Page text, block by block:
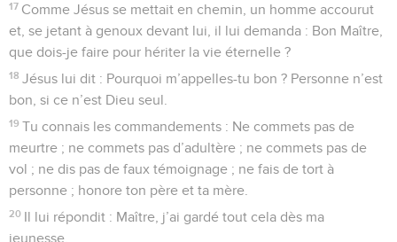
17 Comme Jésus se mettait en chemin, un homme accourut
et, se jetant à genoux devant lui, il lui demanda : Bon Maître,
que dois-je faire pour hériter la vie éternelle ?
18 Jésus lui dit : Pourquoi m’appelles-tu bon ? Personne n’est
bon, si ce n’est Dieu seul.
19 Tu connais les commandements : Ne commets pas de
meurtre ; ne commets pas d’adultère ; ne commets pas de
vol ; ne dis pas de faux témoignage ; ne fais de tort à
personne ; honore ton père et ta mère.
20 Il lui répondit : Maître, j’ai gardé tout cela dès ma
jeunesse.